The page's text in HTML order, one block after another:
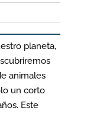
planeta,
animales
un corto
Este